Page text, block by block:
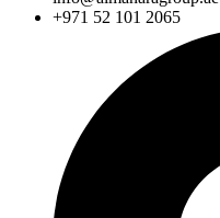
+971 52 101 2065